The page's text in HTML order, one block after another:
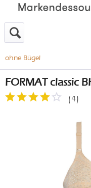
ohne Bügel
FORMAT classic
(4)